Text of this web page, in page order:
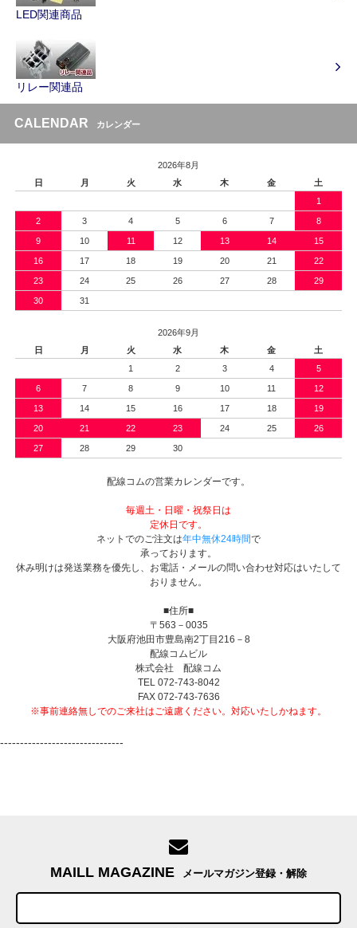
LED関連商品
リレー関連品
CALENDAR カレンダー
2026年8月
日
月 火 水 木 金
土
1
2 3 4 5 6 7 8
9 10 11 12 13 14 15
16 17 18 19 20 21 22
23 24 25 26 27 28 29
30 31
2026年9月
日
月 火 水 木 金
土
1
2 3 4 5
6 7 8 9 10 11 12
13 14 15 16 17 18 19
20 21 22 23 24 25 26
27 28 29 30
配線コムの営業カレンダーです。
毎週土・日曜・祝祭日は
定休日です。
ネットでのご注文は年中無休24時間で
承っております。
休み明けは発送業務を優先し、お電話・メールの問い合わせ対応はいたして
おりません。
■住所■
〒563－0035
大阪府池田市豊島南2丁目216－8
配線コムビル
株式会社 配線コム
TEL 072-743-8042
FAX 072-743-7636
※事前連絡無しでのご来社はご遠慮ください。対応いたしかねます。
-------------------------------
MAILL MAGAZINE メールマガジン登録・解除